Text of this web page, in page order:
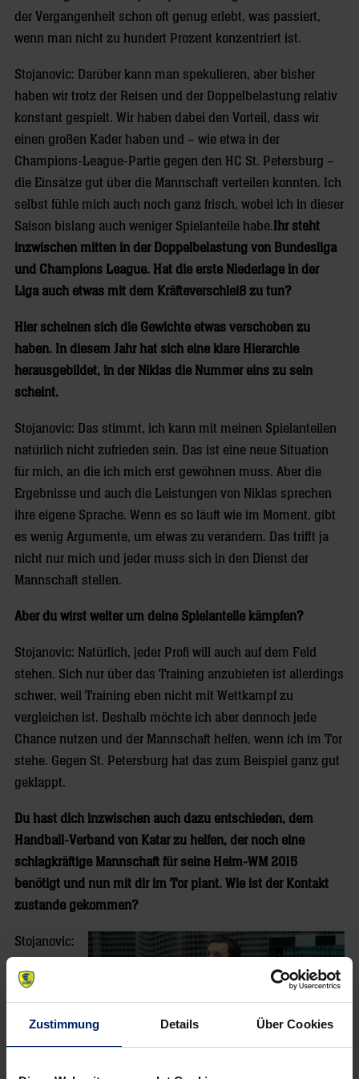
Zustimmung Details Über Cookies
der Vergangenheit schon oft genug erlebt, was passiert,
wenn man nicht zu hundert Prozent konzentriert ist.
Stojanovic: Darüber kann man spekulieren, aber bisher
haben wir trotz der Reisen und der Doppelbelastung relativ
konstant gespielt. Wir haben dabei den Vorteil, dass wir
einen großen Kader haben und – wie etwa in der
Champions-League-Partie gegen den HC St. Petersburg –
die Einsätze gut über die Mannschaft verteilen konnten. Ich
selbst fühle mich auch noch ganz frisch, wobei ich in dieser
Saison bislang auch weniger Spielanteile habe.Ihr steht
inzwischen mitten in der Doppelbelastung von Bundesliga
und Champions League. Hat die erste Niederlage in der
Liga auch etwas mit dem Kräfteverschleiß zu tun?
Hier scheinen sich die Gewichte etwas verschoben zu
haben. In diesem Jahr hat sich eine klare Hierarchie
herausgebildet, in der Niklas die Nummer eins zu sein
scheint.
Stojanovic: Das stimmt, ich kann mit meinen Spielanteilen
natürlich nicht zufrieden sein. Das ist eine neue Situation
für mich, an die ich mich erst gewöhnen muss. Aber die
Ergebnisse und auch die Leistungen von Niklas sprechen
ihre eigene Sprache. Wenn es so läuft wie im Moment, gibt
es wenig Argumente, um etwas zu verändern. Das trifft ja
nicht nur mich und jeder muss sich in den Dienst der
Mannschaft stellen.
Aber du wirst weiter um deine Spielanteile kämpfen?
Stojanovic: Natürlich, jeder Profi will auch auf dem Feld
stehen. Sich nur über das Training anzubieten ist allerdings
schwer, weil Training eben nicht mit Wettkampf zu
vergleichen ist. Deshalb möchte ich aber dennoch jede
Chance nutzen und der Mannschaft helfen, wenn ich im Tor
stehe. Gegen St. Petersburg hat das zum Beispiel ganz gut
geklappt.
Du hast dich inzwischen auch dazu entschieden, dem
Handball-Verband von Katar zu helfen, der noch eine
schlagkräftige Mannschaft für seine Heim-WM 2015
benötigt und nun mit dir im Tor plant. Wie ist der Kontakt
zustande gekommen?
Stojanovic:
lief zuerst
über meinen
Berater und
dann war ich